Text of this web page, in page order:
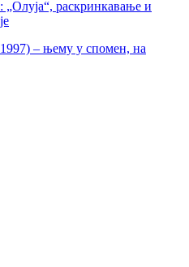
раскринкавање и
– њему у спомен, на